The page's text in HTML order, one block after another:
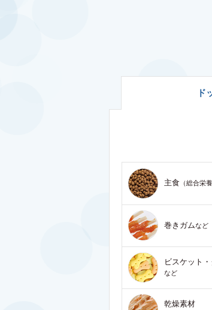
ド
主食 （総合栄
巻きガムなど
ビスケット
など
乾燥素材